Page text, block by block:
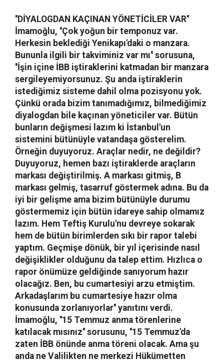
''DİYALOGDAN KAÇINAN YÖNETİCİLER VAR''
İmamoğlu, ''Çok yoğun bir temponuz var.
Herkesin beklediği Yenikapı'daki o manzara.
Bununla ilgili bir takviminiz var mı'' sorusuna,
''İşin içine İBB iştiraklerini katmadan bir manzara
sergileyemiyorsunuz. Şu anda iştiraklerin
istediğimiz sisteme dahil olma pozisyonu yok.
Çünkü orada bizim tanımadığımız, bilmediğimiz
diyalogdan bile kaçınan yöneticiler var. Bütün
bunların değişmesi lazım ki İstanbul'un
sistemini bütünüyle vatandaşa gösterelim.
Örneğin duyuyoruz. Araçlar nedir, ne değildir?
Duyuyoruz, hemen bazı iştiraklerde araçların
markası değiştirilmiş. A markası gitmiş, B
markası gelmiş, tasarruf göstermek adına. Bu da
iyi bir gelişme ama bizim bütünüyle durumu
göstermemiz için bütün idareye sahip olmamız
lazım. Hem Teftiş Kurulu'nu devreye sokarak
hem de bütün birimlerden sıkı bir rapor talebi
yaptım. Geçmişe dönük, bir yıl içerisinde nasıl
değişiklikler olduğunu da talep ettim. Hızlıca o
rapor önümüze geldiğinde sanıyorum hazır
olacağız. Ben, bu cumartesiyi arzu etmiştim.
Arkadaşlarım bu cumartesiye hazır olma
konusunda zorlanıyorlar'' yanıtını verdi.
İmamoğlu, ''15 Temmuz anma törenlerine
katılacak mısınız'' sorusunu, ''15 Temmuz'da
zaten İBB önünde anma töreni olacak. Ama şu
anda ne Valilikten ne merkezi Hükümetten